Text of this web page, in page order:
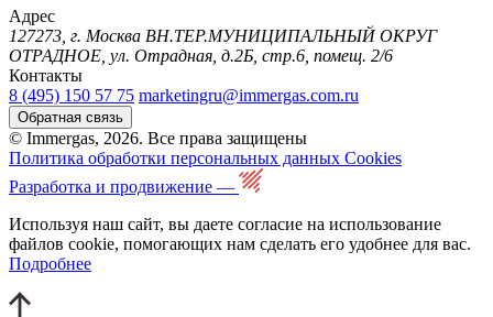
Адрес
127273, г. Москва ВН.ТЕР.МУНИЦИПАЛЬНЫЙ ОКРУГ
ОТРАДНОЕ, ул. Отрадная, д.2Б, стр.6, помещ. 2/6
Контакты
8 (495) 150 57 75 marketingru@immergas.com.ru
Обратная связь
© Immergas, 2026. Все права защищены
Политика обработки персональных данных Cookies
Разработка и продвижение —
Используя наш сайт, вы даете согласие на использование
файлов cookie, помогающих нам сделать его удобнее для вас.
Подробнее